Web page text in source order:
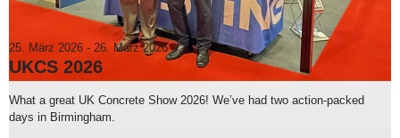
25. März 2026 - 26. März 2026
UKCS 2026
What a great UK Concrete Show 2026! We’ve had two action-packed
days in Birmingham.